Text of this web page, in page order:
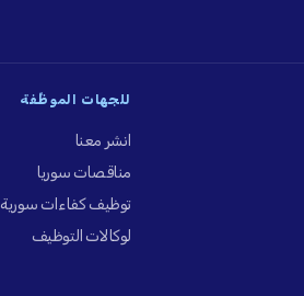
للجهات الموظِّفة
انشر معنا
مناقصات سوريا
توظيف كفاءات سورية
لوكالات التوظيف